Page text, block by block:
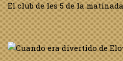
El club de les 5 de la